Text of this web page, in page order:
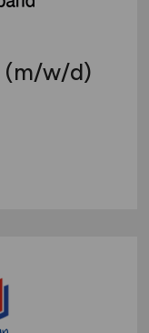
(m/w/d)